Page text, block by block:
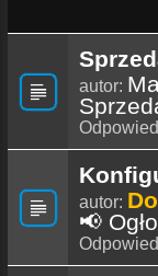
autor:
autor:
📢